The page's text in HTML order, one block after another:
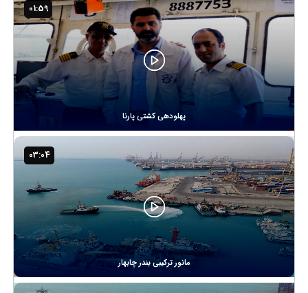
پهلودهی کشتی پارنا
01:59
مانور ترکیبی بندر چابهار
03:04